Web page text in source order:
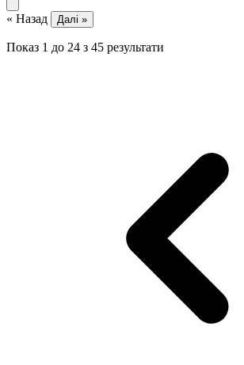
« Назад Далі »
Показ 1 до 24 з 45 результати